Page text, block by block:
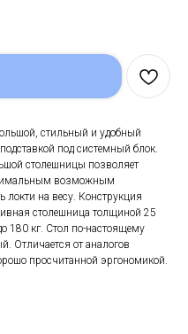
стильный и удобный
под системный блок.
столешницы позволяет
возможным
на весу. Конструкция
столешница толщиной 25
180 кг. Стол по-настоящему
Отличается от аналогов
просчитанной эргономикой.